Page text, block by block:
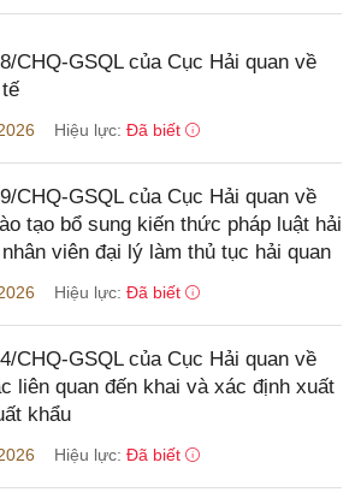
CHQ-GSQL của Cục Hải quan về
Hiệu lực: Đã biết
CHQ-GSQL của Cục Hải quan về
tạo bổ sung kiến thức pháp luật hải
viên đại lý làm thủ tục hải quan
Hiệu lực: Đã biết
CHQ-GSQL của Cục Hải quan về
liên quan đến khai và xác định xuất
khẩu
Hiệu lực: Đã biết